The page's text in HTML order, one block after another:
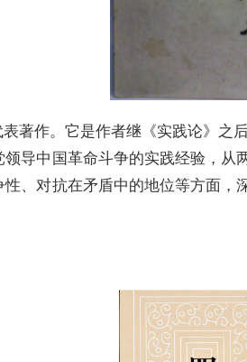
表著作。它是作者继《实践论》
导中国革命斗争的实践经验，
、对抗在矛盾中的地位等方面